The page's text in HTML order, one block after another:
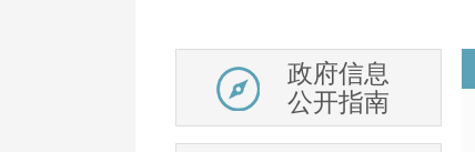
政府信息
公开指南